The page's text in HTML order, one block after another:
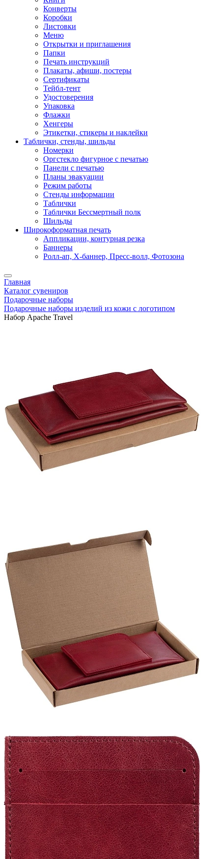
Конверты
Коробки
Листовки
Меню
Открытки и приглашения
Папки
Печать инструкций
Плакаты, афиши, постеры
Сертификаты
Тейбл-тент
Удостоверения
Упаковка
Флажки
Хенгеры
Этикетки, стикеры и наклейки
Таблички, стенды, шильды
Номерки
Оргстекло фигурное с печатью
Панели с печатью
Планы эвакуации
Режим работы
Стенды информации
Таблички
Таблички Бессмертный полк
Шильды
Широкоформатная печать
Аппликации, контурная резка
Баннеры
Ролл-ап, X-баннер, Пресс-волл, Фотозона
Главная
Каталог сувениров
Подарочные наборы
Подарочные наборы изделий из кожи с логотипом
Набор Apache Travel